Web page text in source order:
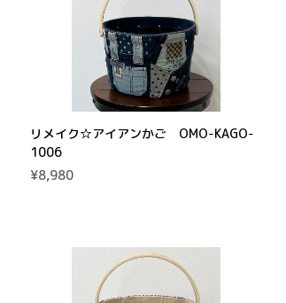
リメイク☆アイアンかご OMO-KAGO-
1006
¥8,980